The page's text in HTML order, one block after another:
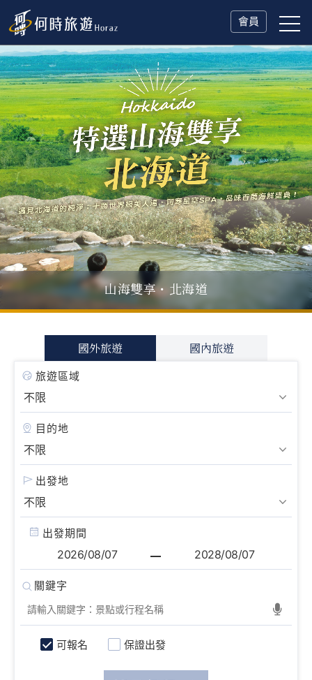
會員
父親節．限時特別企劃
一人旅行Solo Travel
山海雙享・北海道冬日慢旅・奧捷德
國外旅遊 國內旅遊
旅遊區域
目的地
出發地
出發期間
可報名 保證出發